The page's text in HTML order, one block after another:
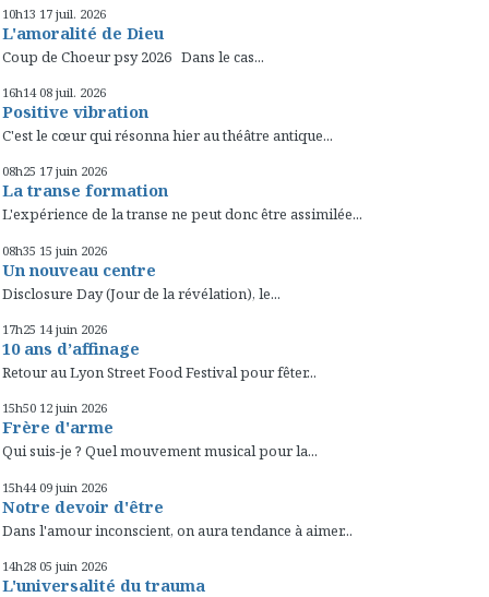
10h13 17 juil. 2026
L'amoralité de Dieu
Coup de Choeur psy 2026 Dans le cas...
16h14 08 juil. 2026
Positive vibration
C'est le cœur qui résonna hier au théâtre antique...
08h25 17 juin 2026
La transe formation
L'expérience de la transe ne peut donc être assimilée...
08h35 15 juin 2026
Un nouveau centre
Disclosure Day (Jour de la révélation), le...
17h25 14 juin 2026
10 ans d’affinage
Retour au Lyon Street Food Festival pour fêter...
15h50 12 juin 2026
Frère d'arme
Qui suis-je ? Quel mouvement musical pour la...
15h44 09 juin 2026
Notre devoir d'être
Dans l'amour inconscient, on aura tendance à aimer...
14h28 05 juin 2026
L'universalité du trauma